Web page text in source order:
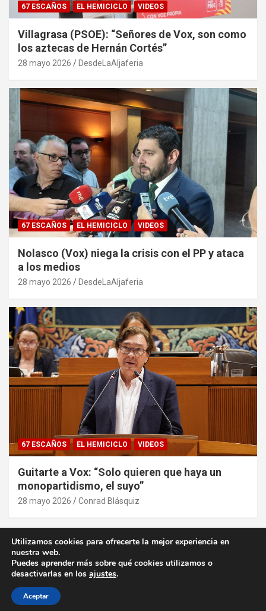
67 ESCAÑOS EL HEMICICLO VIDEOS
Villagrasa (PSOE): “Señores de Vox, son como
los aztecas de Hernán Cortés”
28 mayo 2026 DesdeLaAljaferia
67 ESCAÑOS EL HEMICICLO VIDEOS
Nolasco (Vox) niega la crisis con el PP y ataca
a los medios
28 mayo 2026 DesdeLaAljaferia
67 ESCAÑOS EL HEMICICLO VIDEOS
Guitarte a Vox: “Solo quieren que haya un
monopartidismo, el suyo”
28 mayo 2026 Conrad Blásquiz
desde la Aljafería
Tema por:
Theme Horse
Utilizamos cookies para ofrecerte la mejor experiencia en
nuestra web.
Puedes aprender más sobre qué cookies utilizamos o
desactivarlas en los ajustes.
Aceptar